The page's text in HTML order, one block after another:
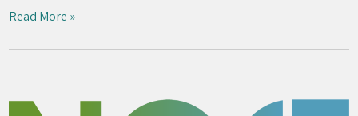
Read More »